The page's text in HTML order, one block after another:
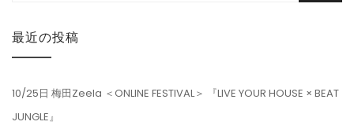
最近の投稿
10/25日 梅田Zeela ＜ONLINE FESTIVAL＞ 『LIVE YOUR HOUSE × BEAT
JUNGLE』